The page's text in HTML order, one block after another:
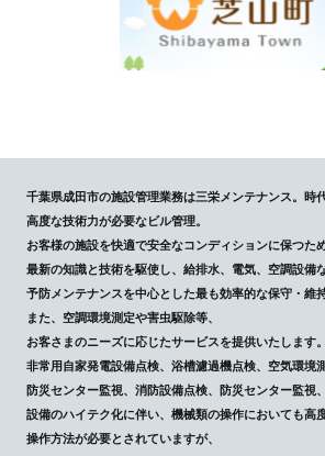
千葉県成田市の施設管理業務は三栄メンテナンス。時
高度な技術力が必要なビル管理。
お客様の施設を快適で安全なコンディションに保つため
最新の知識と技術を駆使し、給排水、電気、空調設備
予防メンテナンスを中心とした最も効率的な保守・維
また、空調環境測定や害虫駆除等、
お客さまのニーズに応じたサービスを提供いたします
非常用自家発電設備点検、浴槽濾過機点検、空気環境
防災センター監視、消防設備点検、防災センター監視
設備のハイテク化に伴い、機械類の操作においても高
操作方法が必要とされていますが、